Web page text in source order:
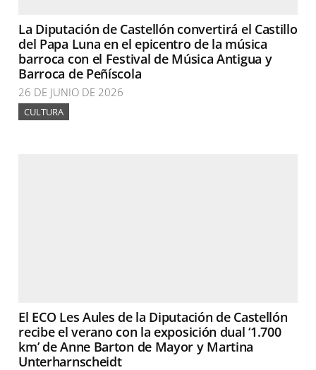
La Diputación de Castellón convertirá el Castillo
del Papa Luna en el epicentro de la música
barroca con el Festival de Música Antigua y
Barroca de Peñíscola
26 DE JUNIO DE 2026
CULTURA
El ECO Les Aules de la Diputación de Castellón
recibe el verano con la exposición dual ‘1.700
km’ de Anne Barton de Mayor y Martina
Unterharnscheidt